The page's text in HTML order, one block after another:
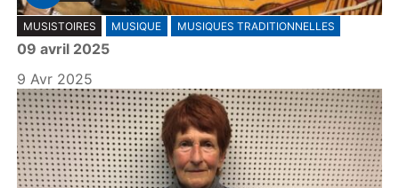
P
l
a
y
MUSISTOIRES MUSIQUE MUSIQUES TRADITIONNELLES
09 avril 2025
9 Avr 2025